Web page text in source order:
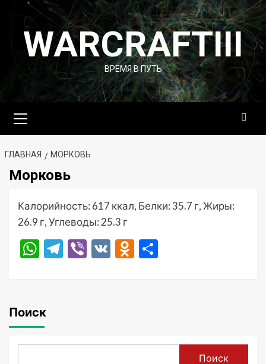
Перейти
содержимому
WARCRAFTIII
ВРЕМЯ В ПУТЬ
меню
ГЛАВНАЯ МОРКОВЬ
Морковь
Калорийность: 617 ккал, Белки: 35.7 г, Жиры:
26.9 г, Углеводы: 25.3 г
WhatsApp
Telegram
Viber
VK Odnoklassniki
Поиск
Поиск